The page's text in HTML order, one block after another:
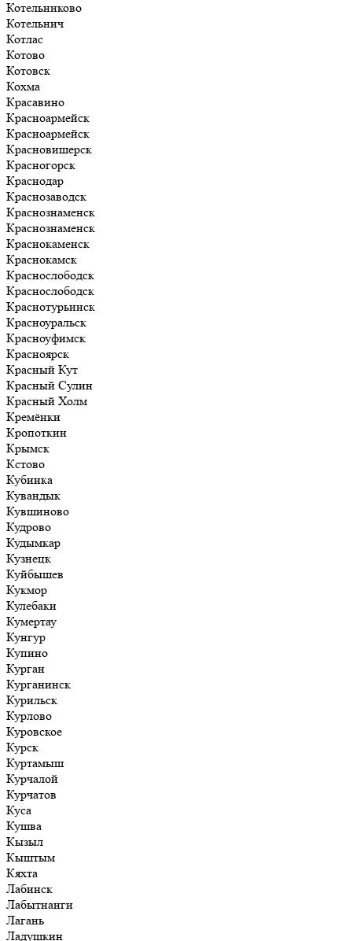
Котельниково
Котельнич
Котлас
Котово
Котовск
Кохма
Красавино
Красноармейск
Красноармейск
Красновишерск
Красногорск
Краснодар
Краснозаводск
Краснознаменск
Краснознаменск
Краснокаменск
Краснокамск
Краснослободск
Краснослободск
Краснотурьинск
Красноуральск
Красноуфимск
Красноярск
Красный Кут
Красный Сулин
Красный Холм
Кремёнки
Кропоткин
Крымск
Кстово
Кубинка
Кувандык
Кувшиново
Кудрово
Кудымкар
Кузнецк
Куйбышев
Кукмор
Кулебаки
Кумертау
Кунгур
Купино
Курган
Курганинск
Курильск
Курлово
Куровское
Курск
Куртамыш
Курчалой
Курчатов
Куса
Кушва
Кызыл
Кыштым
Кяхта
Лабинск
Лабытнанги
Лагань
Ладушкин